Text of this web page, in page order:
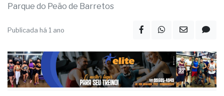
Parque do Peão de Barretos
Publicada há 1 ano